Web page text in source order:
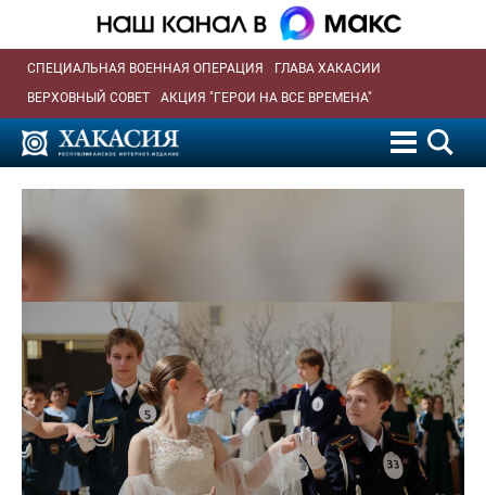
СПЕЦИАЛЬНАЯ ВОЕННАЯ ОПЕРАЦИЯ
ГЛАВА ХАКАСИИ
ВЕРХОВНЫЙ СОВЕТ
АКЦИЯ "ГЕРОИ НА ВСЕ ВРЕМЕНА"